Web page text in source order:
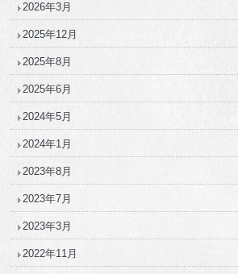
2026年3月
2025年12月
2025年8月
2025年6月
2024年5月
2024年1月
2023年8月
2023年7月
2023年3月
2022年11月